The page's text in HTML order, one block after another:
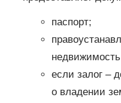
паспорт;
если залог –
о владении